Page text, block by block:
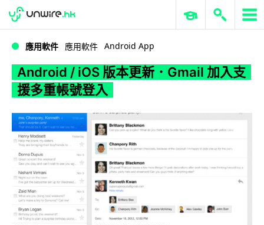
WWDC 2026 ERP 與商業 AI
應用軟件 應用軟件 Android App
Android / iOS 版本更新．Gmail 加入支
援多重帳號登入